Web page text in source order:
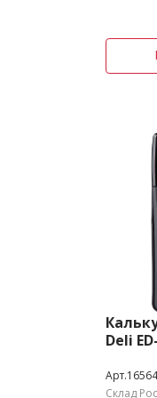
Deli
Склад